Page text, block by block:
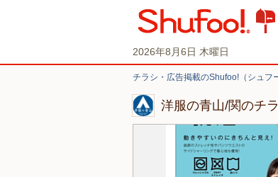
2026年8月6日 木曜日
チラシ・広告掲載のShufoo!（シュフ
洋服の青山/関のチ